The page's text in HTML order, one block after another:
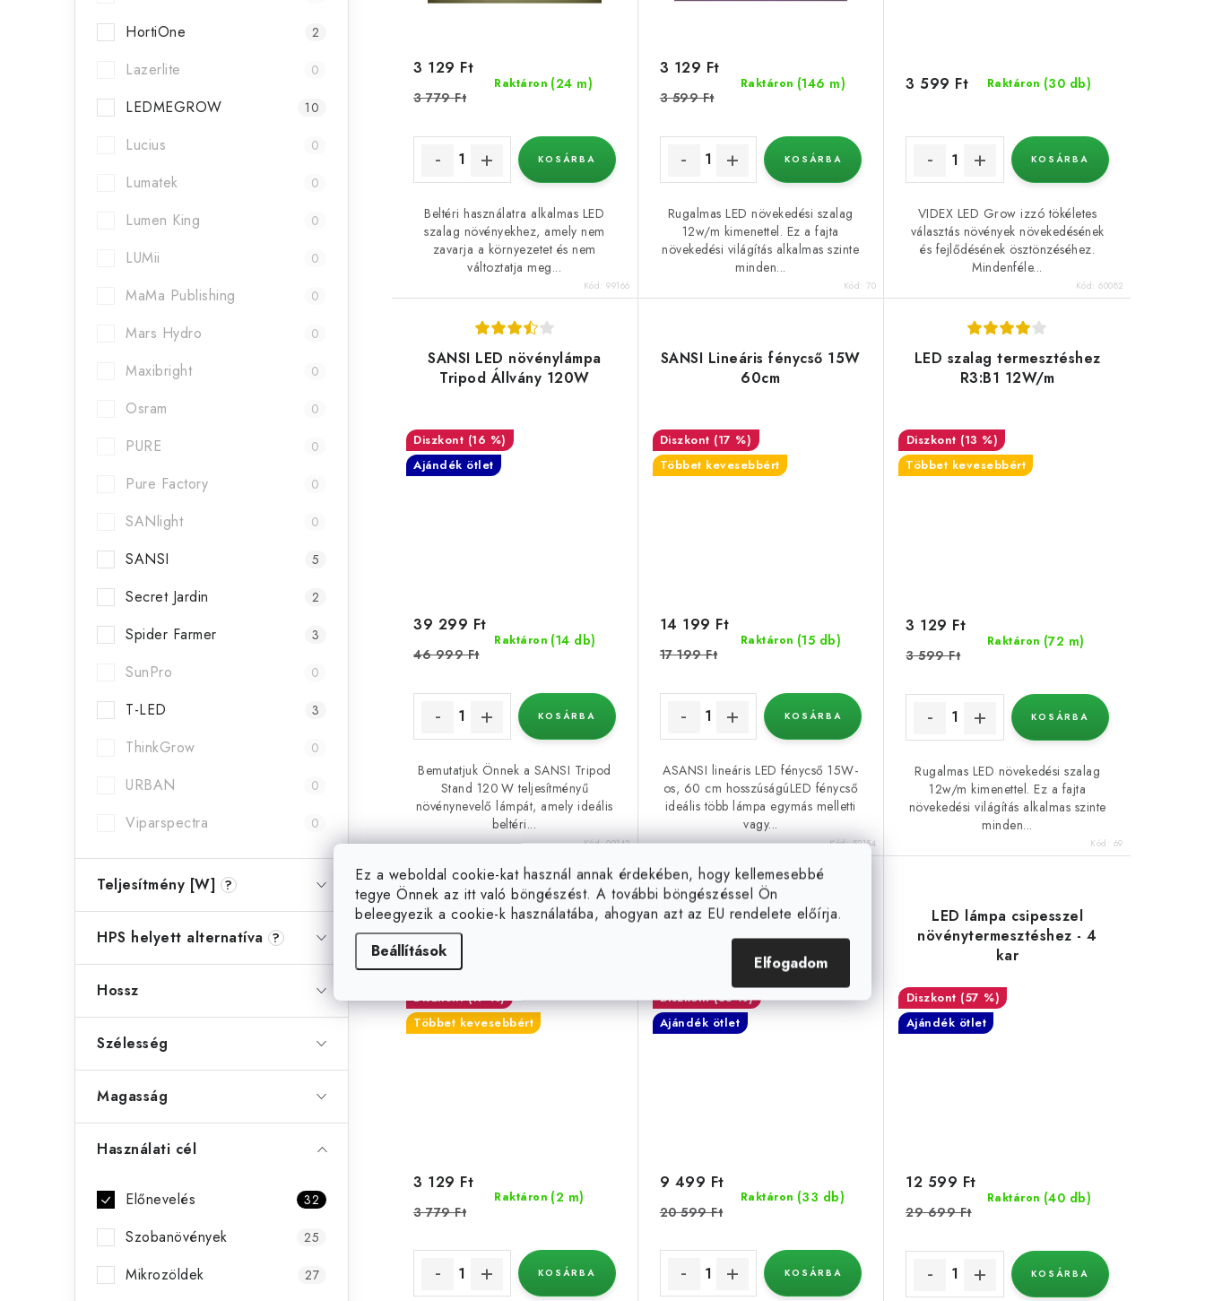
Ez a weboldal cookie-kat használ annak érdekében, hogy kellemesebbé
tegye Önnek az itt való böngészést. A további böngészéssel Ön
beleegyezik a cookie-k használatába, ahogyan azt az EU rendelete előírja.
Beállítások
Elfogadom
HortiOne 2
Lazerlite 0
LEDMEGROW 10
Lucius 0
Lumatek 0
Lumen King 0
LUMii 0
MaMa Publishing 0
Mars Hydro 0
Maxibright 0
Osram 0
PURE 0
Pure Factory 0
SANlight 0
SANSI 5
Secret Jardin 2
Spider Farmer 3
SunPro 0
T-LED 3
ThinkGrow 0
URBAN 0
Viparspectra 0
Teljesítmény [W] ?
HPS helyett alternatíva ?
Hossz
Szélesség
Magasság
Használati cél
Előnevelés 32
Szobanövények 25
Mikrozöldek 27
d
z
é
s
e
Raktáron (24 m)
3 129 Ft
3 779 Ft
KOSÁRBA
Beltéri használatra alkalmas LED
szalag növényekhez, amely nem
zavarja a környezetet és nem
változtatja meg...
Kód:99166
Raktáron (146 m)
3 129 Ft
3 599 Ft
KOSÁRBA
Rugalmas LED növekedési szalag
12w/m kimenettel. Ez a fajta
növekedési világítás alkalmas szinte
minden...
Kód:70
Raktáron (30 db)
3 599 Ft
KOSÁRBA
VIDEX LED Grow izzó tökéletes
választás növények növekedésének
és fejlődésének ösztönzéséhez.
Mindenféle...
Kód:60082
SANSI LED növénylámpa
Tripod Állvány 120W
(16 %)
Ajándék ötlet
Raktáron (14 db)
39 299 Ft
46 999 Ft
KOSÁRBA
Bemutatjuk Önnek a SANSI Tripod
Stand 120 W teljesítményű
növénynevelő lámpát, amely ideális
beltéri...
Kód:99142
SANSI Lineáris fénycső 15W
60cm
(17 %)
Többet kevesebbért
Raktáron (15 db)
14 199 Ft
17 199 Ft
KOSÁRBA
ASANSI lineáris LED fénycső 15W-
os, 60 cm hosszúságúLED fénycső
ideális több lámpa egymás melletti
vagy...
Kód:52154
LED szalag termesztéshez
R3:B1 12W/m
(13 %)
Többet kevesebbért
Raktáron (72 m)
3 129 Ft
3 599 Ft
KOSÁRBA
Rugalmas LED növekedési szalag
12w/m kimenettel. Ez a fajta
növekedési világítás alkalmas szinte
minden...
Kód: 69
LED szalag 12W/m, magas
CRI, meleg fehér 3200K
(17 %)
Többet kevesebbért
Raktáron (2 m)
3 129 Ft
3 779 Ft
KOSÁRBA
LED lámpa csipesszel
növénytermesztéshez - 2
kar
(53 %)
Ajándék ötlet
Raktáron (33 db)
9 499 Ft
20 599 Ft
KOSÁRBA
LED lámpa csipesszel
növénytermesztéshez - 4
kar
(57 %)
Ajándék ötlet
Raktáron (40 db)
12 599 Ft
29 699 Ft
KOSÁRBA